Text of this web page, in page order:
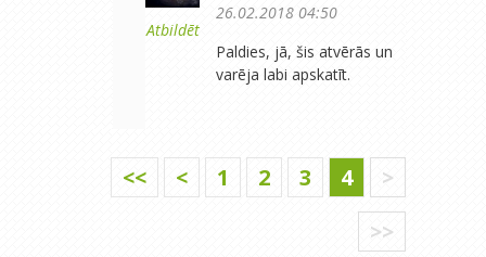
Atbildēt
26.02.2018 04:50
Paldies, jā, šis atvērās un
varēja labi apskatīt.
<< < 1 2 3 4
>
>>